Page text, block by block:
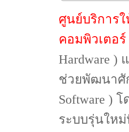
ศูนย์บริการ
คอมพิวเตอร์
Hardware )
ช่วยพัฒนาศั
Software )
ระบบรุ่นให